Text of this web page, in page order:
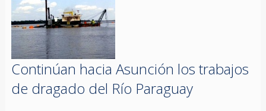
Continúan hacia Asunción los trabajos
de dragado del Río Paraguay